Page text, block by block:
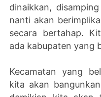
dinaikkan,
nanti akan
secara bertahap.
ada kabupaten yang
Kecamatan yang
kita akan